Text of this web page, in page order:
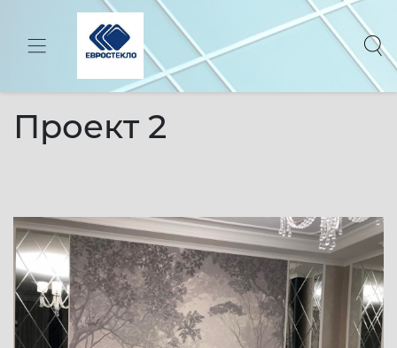
Toggle navigation
Проекты - Зеркала в интерьере Проект 2
Проект 2